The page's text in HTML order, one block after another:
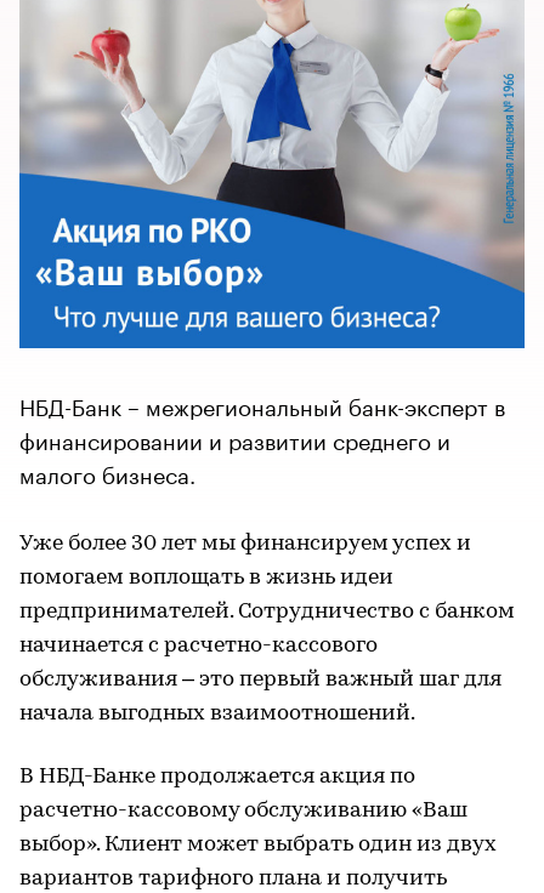
НБД-Банк – межрегиональный банк-эксперт в
финансировании и развитии среднего и
малого бизнеса.
Уже более 30 лет мы финансируем успех и
помогаем воплощать в жизнь идеи
предпринимателей. Сотрудничество с банком
начинается с расчетно-кассового
обслуживания – это первый важный шаг для
начала выгодных взаимоотношений.
В НБД-Банке продолжается акция по
расчетно-кассовому обслуживанию «Ваш
выбор». Клиент может выбрать один из двух
вариантов тарифного плана и получить